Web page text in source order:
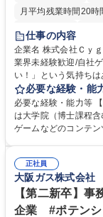
月平均残業時間20時
住宅手当あり
交通費支給
土日祝
食事補助あり
仕事の内容
企業名 株式会社Ｃｙｇａｍｅｓ 求人名 【第二新卒
業界未経験歓迎/自社ゲーム/WEB面接 仕事
い！」という気持ち
しているか悩んでいる方が対象とな
アナリストなど）、
ど）、デザイン職（
ご希望と適正にマッ
のご応募をお待ちしております。 募集職種 【第
ン】業界未経験歓迎/
必要な経験・能
必要な経験・能力等
は大学院（博士課程
ゲームなどのコンテンツ
正社員
大阪ガス株式会社
【第二新卒】
企業 #ポテンシ